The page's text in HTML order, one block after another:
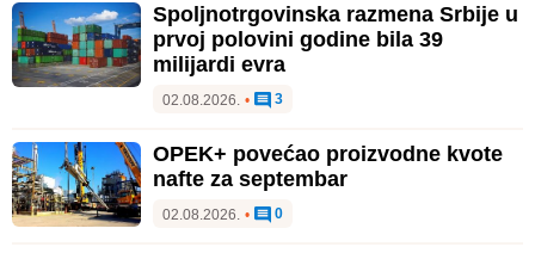
Spoljnotrgovinska razmena Srbije u
prvoj polovini godine bila 39
milijardi evra
02.08.2026. • 3
OPEK+ povećao proizvodne kvote
nafte za septembar
02.08.2026. • 0